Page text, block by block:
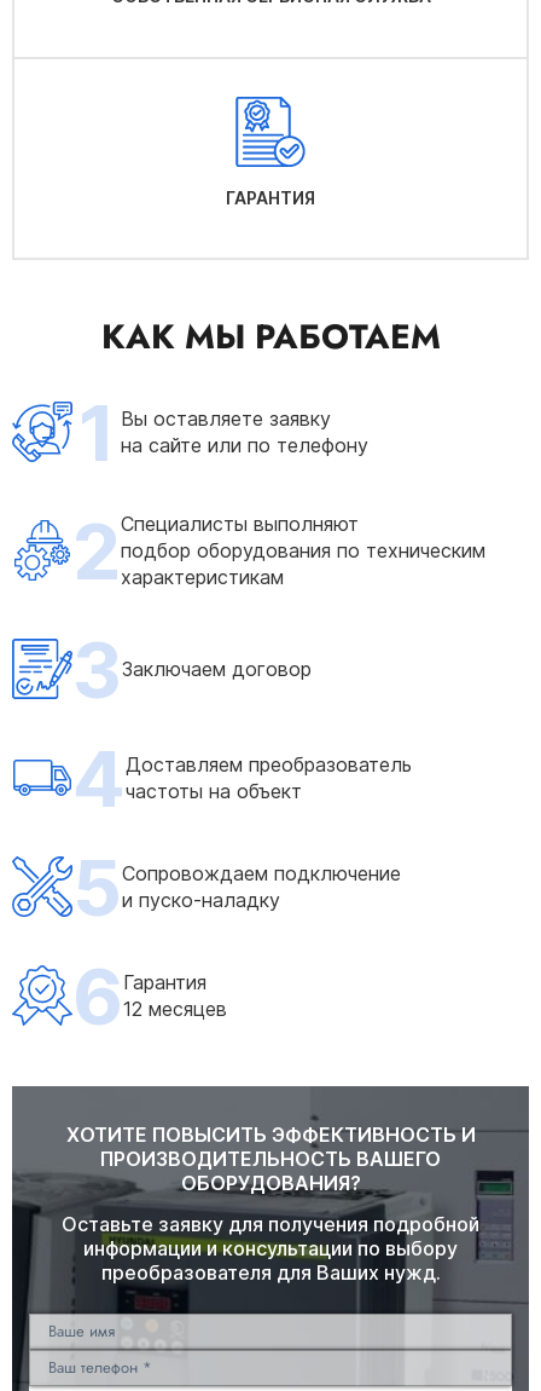
ГАРАНТИЯ
КАК МЫ РАБОТАЕМ
1 Вы оставляете заявку
на сайте или по телефону
2Специалисты выполняют
подбор оборудования по техническим
характеристикам
3Заключаем договор
4Доставляем преобразователь
частоты на объект
5Сопровождаем подключение
и пуско-наладку
6 Гарантия
12 месяцев
ХОТИТЕ ПОВЫСИТЬ ЭФФЕКТИВНОСТЬ И
ПРОИЗВОДИТЕЛЬНОСТЬ ВАШЕГО
ОБОРУДОВАНИЯ?
Оставьте заявку для получения подробной
информации и консультации по выбору
преобразователя для Ваших нужд.